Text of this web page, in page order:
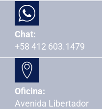
Chat:
+58 412 603.1479
Oficina:
Avenida Libertador